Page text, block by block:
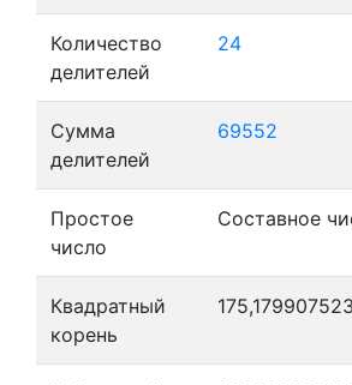
Количество
делителей
24
Сумма
делителей
69552
Простое
число
Составное
Квадратный
корень